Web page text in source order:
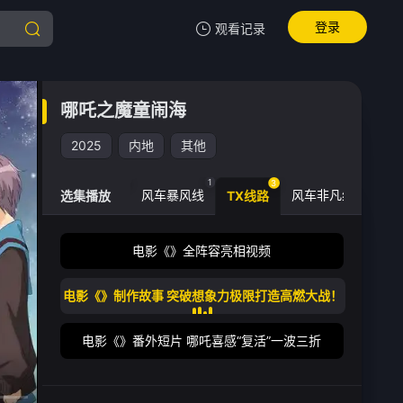
观看记录
哪吒之魔童闹海
清空
登录
哪吒之魔童闹海
2025 内地 其他
选集播放
稳定线 风车副线 风车暴风线
1
TX线路
3
风车非凡线
电影《》全阵容亮相视频
电影《》制作故事 突破想象力极限打造高燃大战！
电影《》番外短片 哪吒喜感“复活”一波三折